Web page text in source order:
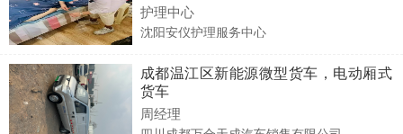
护理中心
沈阳安仪护理服务中心
成都温江区新能源微型货车，电动厢式
货车
周经理